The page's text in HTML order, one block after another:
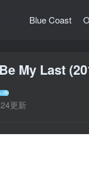
Blue Coast
My Last
更新